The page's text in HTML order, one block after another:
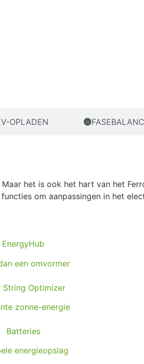
OPLADEN
het is ook het hart van het
om aanpassingen in het
EnergyHub
een omvormer
String Optimizer
zonne-energie
Batteries
energieopslag